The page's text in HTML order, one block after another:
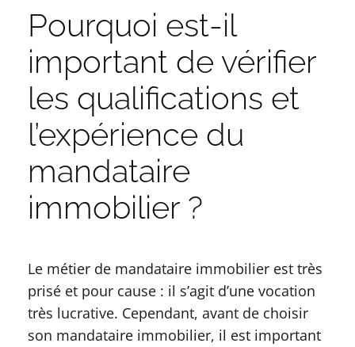
Pourquoi est-il
important de vérifier
les qualifications et
l’expérience du
mandataire
immobilier ?
Le métier de mandataire immobilier est très
prisé et pour cause : il s’agit d’une vocation
très lucrative. Cependant, avant de choisir
son mandataire immobilier, il est important